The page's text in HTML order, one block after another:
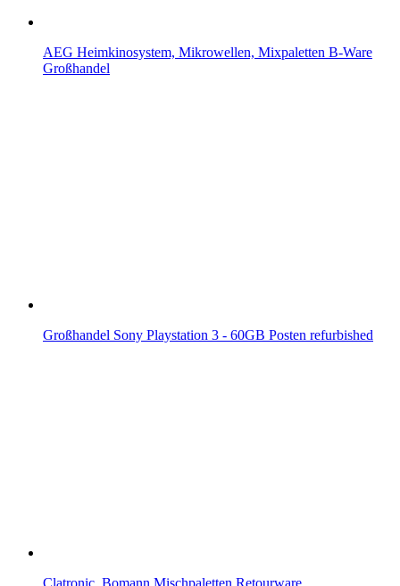
AEG Heimkinosystem, Mikrowellen, Mixpaletten B-Ware
Großhandel
Großhandel Sony Playstation 3 - 60GB Posten refurbished
Clatronic, Bomann Mischpaletten Retourware